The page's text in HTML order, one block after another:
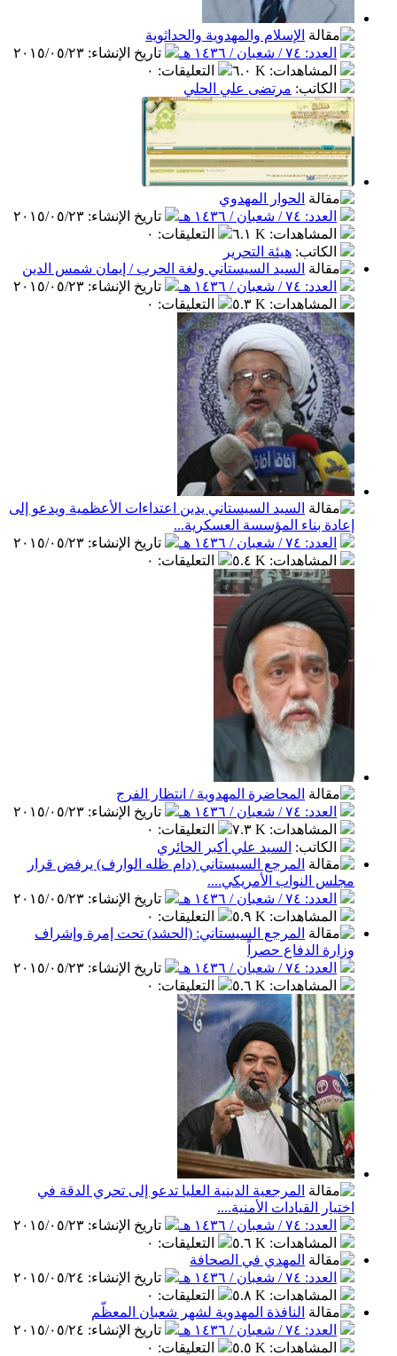
الإسلام والمهدوية والحداثوية
العدد: ٧٤ / شعبان / ١٤٣٦ هـ
تاريخ الإنشاء: ٢٠١٥/٠٥/٢٣
المشاهدات: ٦.٠ K التعليقات: ٠
الكاتب: مرتضى علي الحلي
الحوار المهدوي
العدد: ٧٤ / شعبان / ١٤٣٦ هـ
تاريخ الإنشاء: ٢٠١٥/٠٥/٢٣
المشاهدات: ٦.١ K التعليقات: ٠
الكاتب: هيئة التحرير
السيد السيستاني ولغة الحرب / إيمان شمس الدين
العدد: ٧٤ / شعبان / ١٤٣٦ هـ
تاريخ الإنشاء: ٢٠١٥/٠٥/٢٣
المشاهدات: ٥.٣ K التعليقات: ٠
السيد السيستاني يدين اعتداءات الأعظمية ويدعو إلى
إعادة بناء المؤسسة العسكرية...
العدد: ٧٤ / شعبان / ١٤٣٦ هـ
تاريخ الإنشاء: ٢٠١٥/٠٥/٢٣
المشاهدات: ٥.٤ K التعليقات: ٠
المحاضرة المهدوية / انتظار الفرج
العدد: ٧٤ / شعبان / ١٤٣٦ هـ
تاريخ الإنشاء: ٢٠١٥/٠٥/٢٣
المشاهدات: ٧.٣ K التعليقات: ٠
الكاتب: السيد علي أكبر الحائري
المرجع السيستاني (دام ظله الوارف) يرفض قرار
مجلس النواب الأمريكي....
العدد: ٧٤ / شعبان / ١٤٣٦ هـ
تاريخ الإنشاء: ٢٠١٥/٠٥/٢٣
المشاهدات: ٥.٩ K التعليقات: ٠
المرجع السيستاني: (الحشد) تحت إمرة وإشراف
وزارة الدفاع حصراً
العدد: ٧٤ / شعبان / ١٤٣٦ هـ
تاريخ الإنشاء: ٢٠١٥/٠٥/٢٣
المشاهدات: ٥.٦ K التعليقات: ٠
المرجعية الدينية العليا تدعو إلى تحري الدقة في
اختيار القيادات الأمنية....
العدد: ٧٤ / شعبان / ١٤٣٦ هـ
تاريخ الإنشاء: ٢٠١٥/٠٥/٢٣
المشاهدات: ٥.٦ K التعليقات: ٠
المهدي في الصحافة
العدد: ٧٤ / شعبان / ١٤٣٦ هـ
تاريخ الإنشاء: ٢٠١٥/٠٥/٢٤
المشاهدات: ٥.٨ K التعليقات: ٠
النافذة المهدوية لشهر شعبان المعظّم
العدد: ٧٤ / شعبان / ١٤٣٦ هـ
تاريخ الإنشاء: ٢٠١٥/٠٥/٢٤
المشاهدات: ٥.٥ K التعليقات: ٠